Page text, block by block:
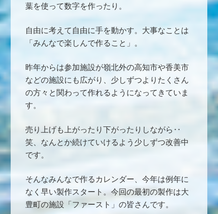
葉を使って数字を作ったり。
自由に考えて自由に手を動かす。大事なことは
「みんなで楽しんで作ること」。
昨年からは参加施設が嶺北外の高知市や香美市
などの施設にも広がり、少しずつよりたくさん
の方々と関わって作れるようになってきていま
す。
売り上げも上がったり下がったりしながら‥
笑、なんとか続けていけるよう少しずつ改善中
です。
そんなみんなで作るカレンダー、今年は例年に
なく早い製作スタート。今回の最初の製作は大
豊町の施設「ファースト」の皆さんです。